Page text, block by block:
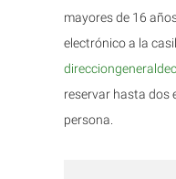
mayores de 16
electrónico a la
reservar hasta dos
persona.